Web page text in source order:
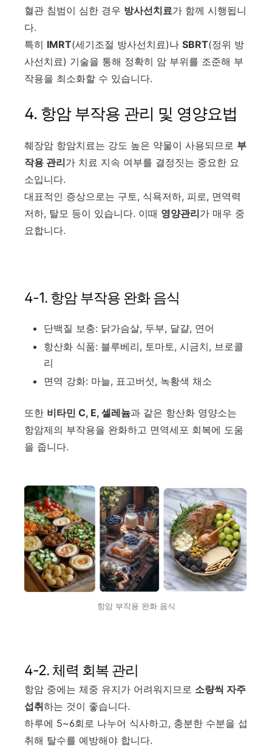
혈관 침범이 심한 경우 방사선치료가 함께 시행됩니
다.
특히 IMRT(세기조절 방사선치료)나 SBRT(정위 방
사선치료) 기술을 통해 정확히 암 부위를 조준해 부
작용을 최소화할 수 있습니다.
4. 항암 부작용 관리 및 영양요법
췌장암 항암치료는 강도 높은 약물이 사용되므로 부
작용 관리가 치료 지속 여부를 결정짓는 중요한 요
소입니다.
대표적인 증상으로는 구토, 식욕저하, 피로, 면역력
저하, 탈모 등이 있습니다. 이때 영양관리가 매우 중
요합니다.
4-1. 항암 부작용 완화 음식
단백질 보충: 닭가슴살, 두부, 달걀, 연어
항산화 식품: 블루베리, 토마토, 시금치, 브로콜
리
면역 강화: 마늘, 표고버섯, 녹황색 채소
또한 비타민 C, E, 셀레늄과 같은 항산화 영양소는
항암제의 부작용을 완화하고 면역세포 회복에 도움
을 줍니다.
항암 부작용 완화 음식
4-2. 체력 회복 관리
항암 중에는 체중 유지가 어려워지므로 소량씩 자주
섭취하는 것이 좋습니다.
하루에 5~6회로 나누어 식사하고, 충분한 수분을 섭
취해 탈수를 예방해야 합니다.